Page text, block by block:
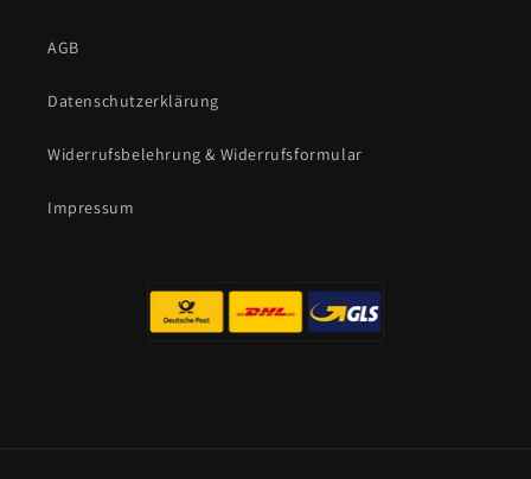
AGB
Datenschutzerklärung
Widerrufsbelehrung & Widerrufsformular
Impressum